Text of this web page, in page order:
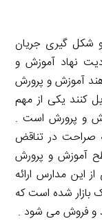
شکل گیری جریان
نهاد آموزش و
آموزش و پرورش
کنند یکی از مهم
و پرورش است .
صراحت در تناقض
آموزش و پرورش
این مدارس ارائه
شده است که
و فروش می شود .